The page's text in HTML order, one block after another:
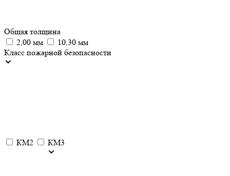
Общая толщина
2,00 мм
10,30 мм
Класс пожарной безопасности
КМ2 КМ3